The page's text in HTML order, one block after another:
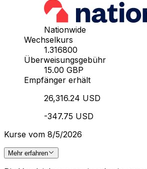
Nationwide
Wechselkurs
1.316800
Überweisungsgebühr
15.00 GBP
Empfänger erhält
26,316.24 USD
-347.75 USD
Kurse vom 8/5/2026
Mehr erfahren